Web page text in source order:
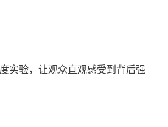
验，让观众直观感受到背后强